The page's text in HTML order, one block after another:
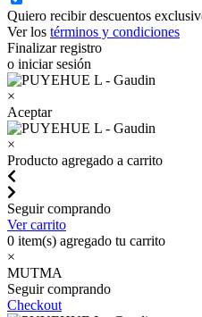
Quiero recibir descuentos
Ver los términos y condiciones
Finalizar registro
o iniciar sesión
×
Aceptar
×
Producto agregado a carrito
Seguir comprando
Ver carrito
0 item(s) agregado tu carrito
×
MUTMA
Seguir comprando
Checkout